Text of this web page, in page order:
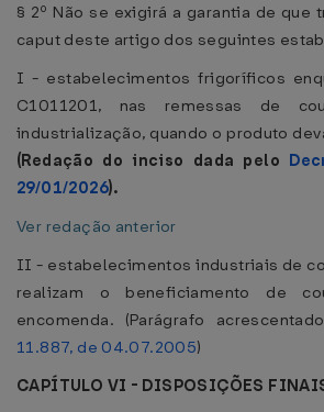
§ 2º Não se exigirá a garantia de
caput deste artigo dos seguintes
I - estabelecimentos frigoríficos
C1011201, nas remessas de
industrialização, quando o produto
(Redação do inciso dada pelo
29/01/2026).
Ver redação anterior
II - estabelecimentos industriais de
realizam o beneficiamento de
encomenda. (Parágrafo
11.887, de 04.07.2005)
CAPÍTULO VI - DISPOSIÇÕES